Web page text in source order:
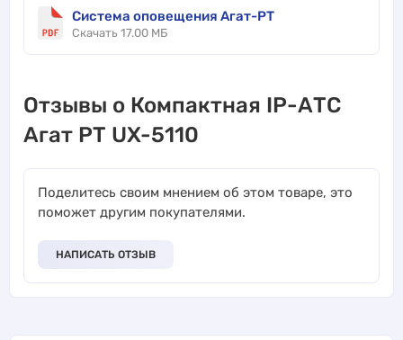
Система оповещения Агат-РТ
Скачать 17.00 МБ
Отзывы о Компактная IP-АТС
Агат РТ UX-5110
Поделитесь своим мнением об этом товаре, это
поможет другим покупателями.
НАПИСАТЬ ОТЗЫВ